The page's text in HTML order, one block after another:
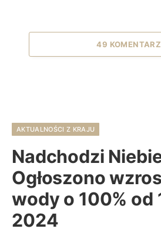
49
AKTUALNOŚCI Z KRAJU
Nadchodzi
Ogłoszono
wody o 100% od
2024